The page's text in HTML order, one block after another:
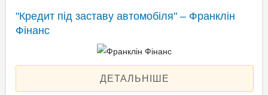
авто;
Вік позичальника
Щомісячна комісія: 0.00%
Дострокове погашення:
Дострокове без штрафів
"Кредит під заставу автомобіля" – Франклін
Фінанс
ДЕТАЛЬНІШЕ